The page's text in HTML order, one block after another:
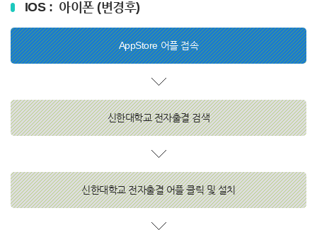
IOS : 아이폰 (변경후)
AppStore 어플 접속
신한대학교 전자출결 검색
신한대학교 전자출결 어플 클릭 및 설치